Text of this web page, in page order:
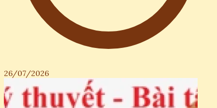
26/07/2026